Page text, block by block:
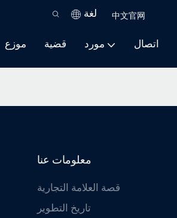
لغة 中文官网
موزع قضية مورد اتصال
معلومات عنا
قصة العلامة التجارية
تاريخ التطوير